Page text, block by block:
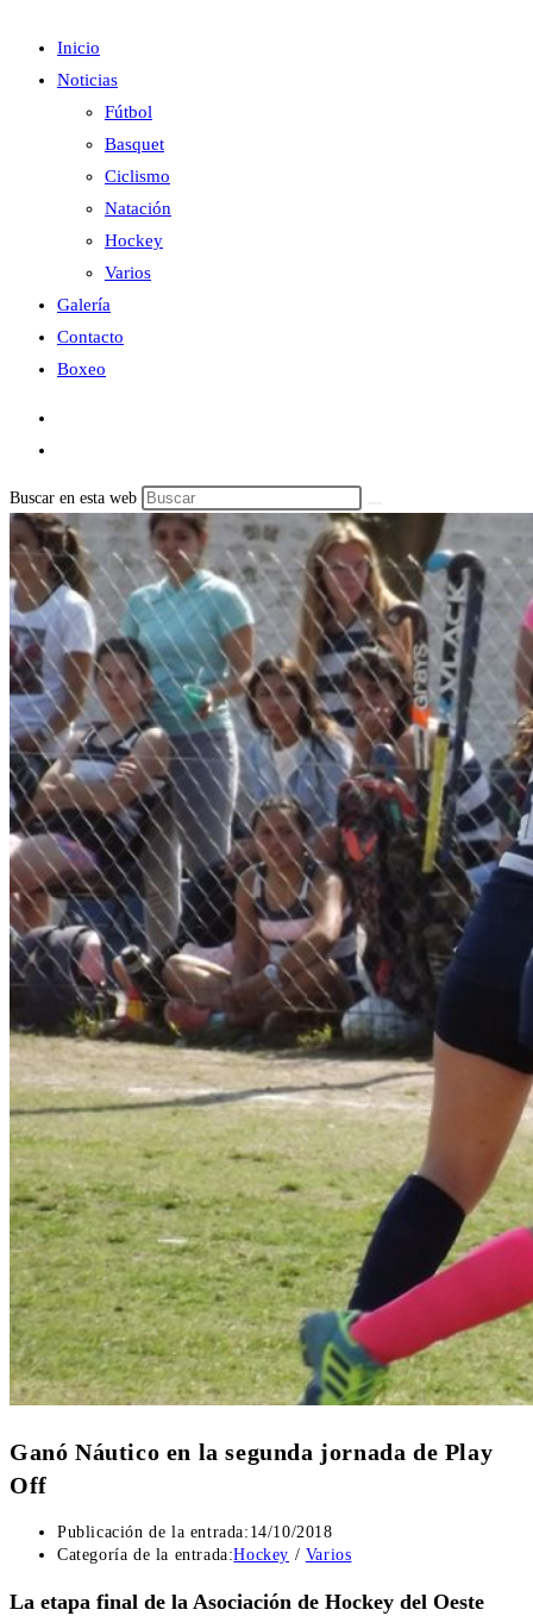
Inicio
Noticias
Fútbol
Basquet
Ciclismo
Natación
Hockey
Varios
Galería
Contacto
Boxeo
Buscar en esta web
Ganó Náutico en la segunda jornada de Play
Off
Publicación de la entrada: 14/10/2018
Categoría de la entrada:Hockey / Varios
La etapa final de la Asociación de Hockey del Oeste